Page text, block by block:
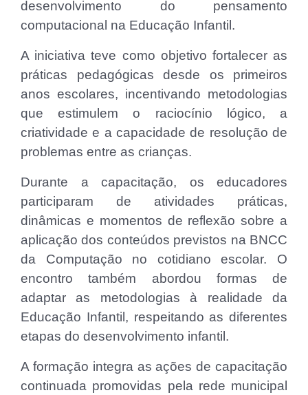
desenvolvimento do pensamento
computacional na Educação Infantil.
A iniciativa teve como objetivo fortalecer as
práticas pedagógicas desde os primeiros
anos escolares, incentivando metodologias
que estimulem o raciocínio lógico, a
criatividade e a capacidade de resolução de
problemas entre as crianças.
Durante a capacitação, os educadores
participaram de atividades práticas,
dinâmicas e momentos de reflexão sobre a
aplicação dos conteúdos previstos na BNCC
da Computação no cotidiano escolar. O
encontro também abordou formas de
adaptar as metodologias à realidade da
Educação Infantil, respeitando as diferentes
etapas do desenvolvimento infantil.
A formação integra as ações de capacitação
continuada promovidas pela rede municipal